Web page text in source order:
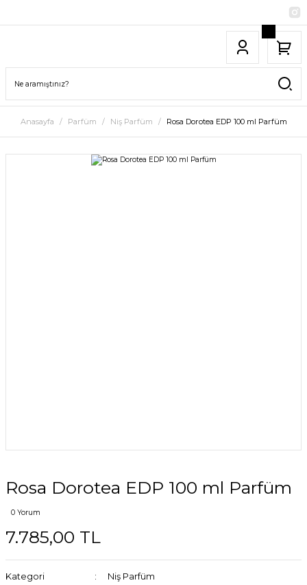
Anasayfa Parfüm Niş Parfüm Rosa Dorotea EDP 100 ml Parfüm
Rosa Dorotea EDP 100 ml Parfüm
0 Yorum
7.785,00 TL
Kategori
Niş Parfüm